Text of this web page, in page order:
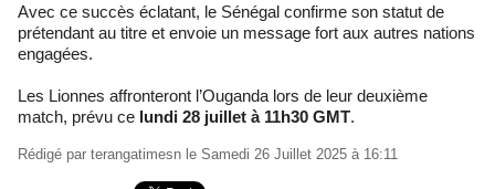
Avec ce succès éclatant, le Sénégal confirme son statut de
prétendant au titre et envoie un message fort aux autres nations
engagées.
Les Lionnes affronteront l’Ouganda lors de leur deuxième
match, prévu ce lundi 28 juillet à 11h30 GMT.
Rédigé par terangatimesn le Samedi 26 Juillet 2025 à 16:11